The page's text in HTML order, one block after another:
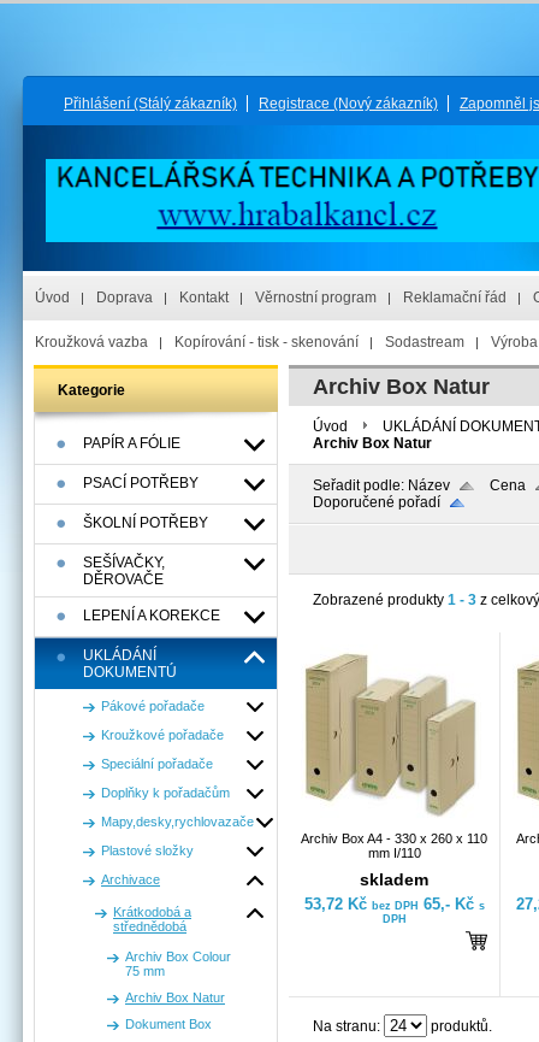
Přihlášení (Stálý zákazník) Registrace (Nový zákazník) Zapomněl
Úvod Doprava Kontakt Věrnostní program Reklamační řád
Kroužková vazba Kopírování - tisk - skenování Sodastream
Kategorie
PAPÍR A FÓLIE
PSACÍ POTŘEBY
ŠKOLNÍ POTŘEBY
SEŠÍVAČKY,
DĚROVAČE
LEPENÍ A KOREKCE
UKLÁDÁNÍ
DOKUMENTÚ
Pákové pořadače
Kroužkové pořadače
Speciální pořadače
Doplňky k pořadačům
Mapy,desky,rychlovazače
Plastové složky
Archivace
Krátkodobá a
střednědobá
Archiv Box Colour
75 mm
Archiv Box Natur
Dokument Box
Archiv Box Natur
Úvod
UKLÁDÁNÍ
Archiv Box Natur
Seřadit podle: Název
Cena
Doporučené pořadí
Zobrazené produkty 1 - 3 z
Archiv Box A4 - 330 x 260 x 110
mm I/110
skladem
53,72 Kč bez DPH 65,- Kč s
DPH
Na stranu: produktů.